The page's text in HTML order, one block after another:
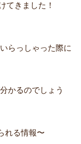
てきました！
らっしゃった際に
かるのでしょう
れる情報〜